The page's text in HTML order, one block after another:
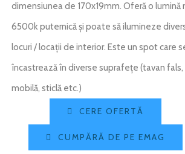
dimensiunea de 170x19mm. Oferă o lumină
6500k puternică și poate să ilumineze
locuri / locații de interior. Este un spot care
încastrează în diverse suprafețe (tavan fals,
mobilă, sticlă etc.)
CERE OFERTĂ
CUMPĂRĂ DE PE EMAG